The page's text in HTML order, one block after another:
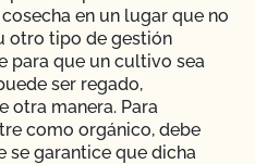
CCOF garantiza el
de residuos de
en un lugar que no
otro tipo de gestión
para que un cultivo sea
ser regado,
otra manera. Para
como orgánico, debe
se garantice que dicha